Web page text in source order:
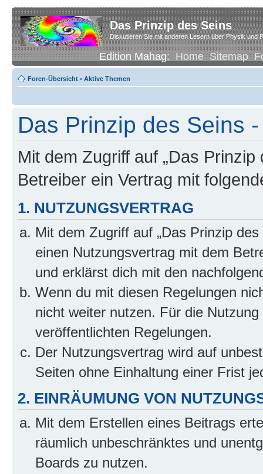
Das Prinzip des Seins
Diskutieren Sie mit anderen Lesern über Physik und
Edition Mahag:Home Sitemap
Foren-Übersicht • Aktive Themen
Das Prinzip des Seins
Mit dem Zugriff auf „Das
Betreiber ein Vertrag mit
1. NUTZUNGSVERTRAG
Mit dem Zugriff auf „Das Prinzip
einen Nutzungsvertrag mit dem
und erklärst dich mit den
Wenn du mit diesen Regelungen
nicht weiter nutzen. Für die
veröffentlichten Regelungen.
Der Nutzungsvertrag wird auf
Seiten ohne Einhaltung einer Frist
2. EINRÄUMUNG VON
Mit dem Erstellen eines Beitrags
räumlich unbeschränktes und
Boards zu nutzen.